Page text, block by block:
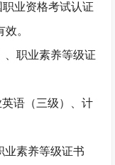
职业资格考试认证
。
、职业素养等级证
语（三级）、计
业素养等级证书